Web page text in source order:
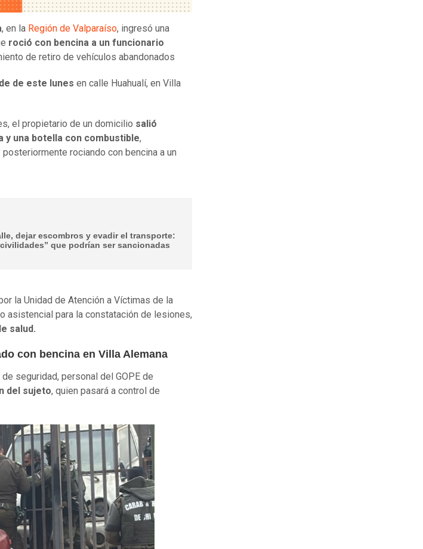
, en la Región de Valparaíso, ingresó una
roció con bencina a un funcionario
de retiro de vehículos abandonados
de este lunes en calle Huahualí, en Villa
el propietario de un domicilio salió
y una botella con combustible,
rociando con bencina a un
dejar escombros y evadir el transporte:
que podrían ser sancionadas
la Unidad de Atención a Víctimas de la
asistencial para la constatación de lesiones,
salud.
con bencina en Villa Alemana
seguridad, personal del GOPE de
del sujeto, quien pasará a control de